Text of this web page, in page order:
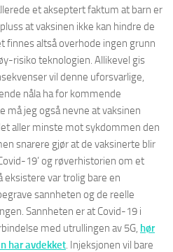
et akseptert faktum at barn er
at vaksinen ikke kan hindre de
finnes altså overhode ingen grunn
risiko teknologien. Allikevel gis
vil denne uforsvarlige,
nåla ha for kommende
må jeg også nevne at vaksinen
aller minste mot sykdommen den
snarere gjør at de vaksinerte blir
19’ og røverhistorien om et
eksistere var trolig bare en
sannheten og de reelle
Sannheten er at Covid-19 i
med utrullingen av 5G, hør
har avdekket . Injeksjonen vil bare